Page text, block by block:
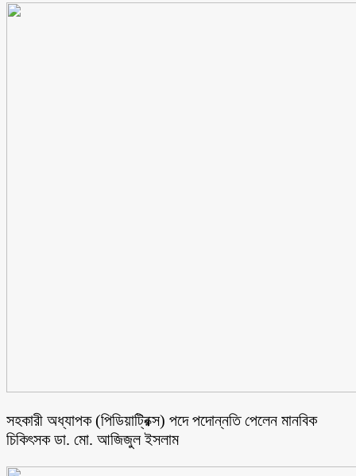
সহকারী অধ্যাপক (পিডিয়াট্রিক্স) পদে পদোন্নতি পেলেন মানবিক
চিকিৎসক ডা. মো. আজিজুল ইসলাম